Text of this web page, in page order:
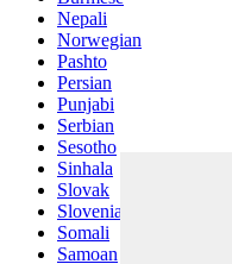
Nepali
Norwegian
Pashto
Persian
Punjabi
Serbian
Sesotho
Sinhala
Slovak
Slovenian
Somali
Samoan